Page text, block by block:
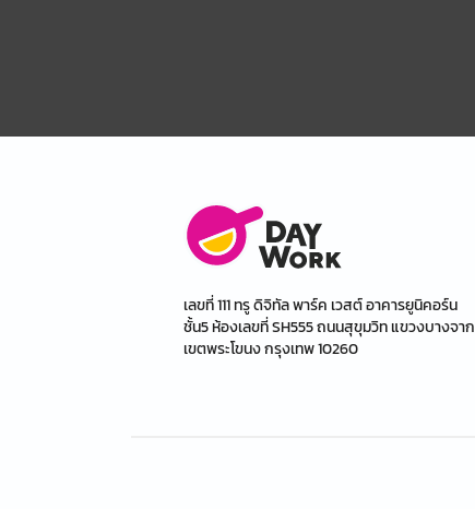
เลขที่ 111 ทรู ดิจิทัล พาร์ค เวสต์ อาคารยูนิคอร์น
ชั้น5 ห้องเลขที่ SH555 ถนนสุขุมวิท แขวงบางจาก
เขตพระโขนง กรุงเทพ 10260